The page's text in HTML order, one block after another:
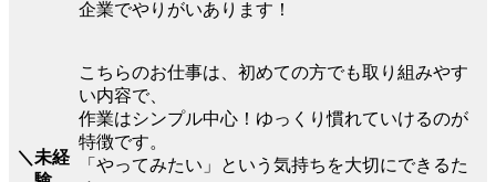
企業でやりがいあります！
＼未経
こちらのお仕事は、初めての方でも取り組みやす
い内容で、
作業はシンプル中心！ゆっくり慣れていけるのが
特徴です。
「やってみたい」という気持ちを大切にできるた